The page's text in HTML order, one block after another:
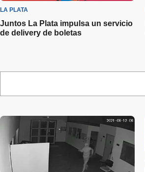
LA PLATA
Juntos La Plata impulsa un servicio
de delivery de boletas